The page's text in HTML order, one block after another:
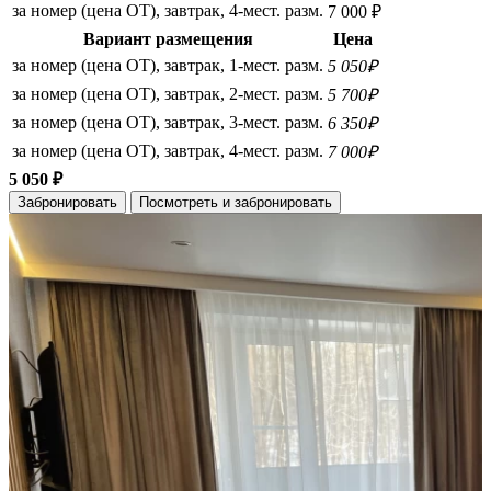
за номер (цена ОТ), завтрак, 4-мест. разм. 7 000 ₽
Вариант размещения
Цена
за номер (цена ОТ), завтрак, 1-мест. разм. 5 050₽
за номер (цена ОТ), завтрак, 2-мест. разм. 5 700₽
за номер (цена ОТ), завтрак, 3-мест. разм. 6 350₽
за номер (цена ОТ), завтрак, 4-мест. разм. 7 000₽
5 050 ₽
Забронировать Посмотреть и забронировать